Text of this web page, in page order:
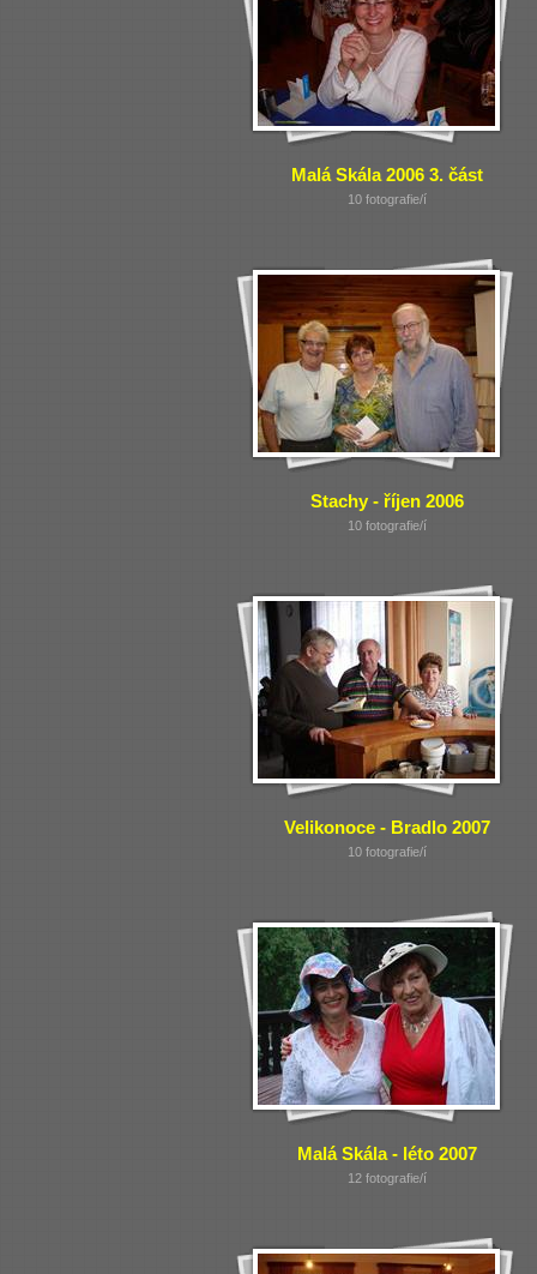
Malá Skála 2006 3. část
10 fotografie/í
Stachy - říjen 2006
10 fotografie/í
Velikonoce - Bradlo 2007
10 fotografie/í
Malá Skála - léto 2007
12 fotografie/í